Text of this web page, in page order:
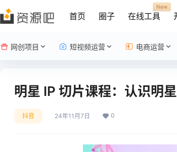
首页 圈子 在线工具
New
网创项目 短视频运营 电商运营
明星 IP 切片课程：认识明
抖音 24年11月7日 0